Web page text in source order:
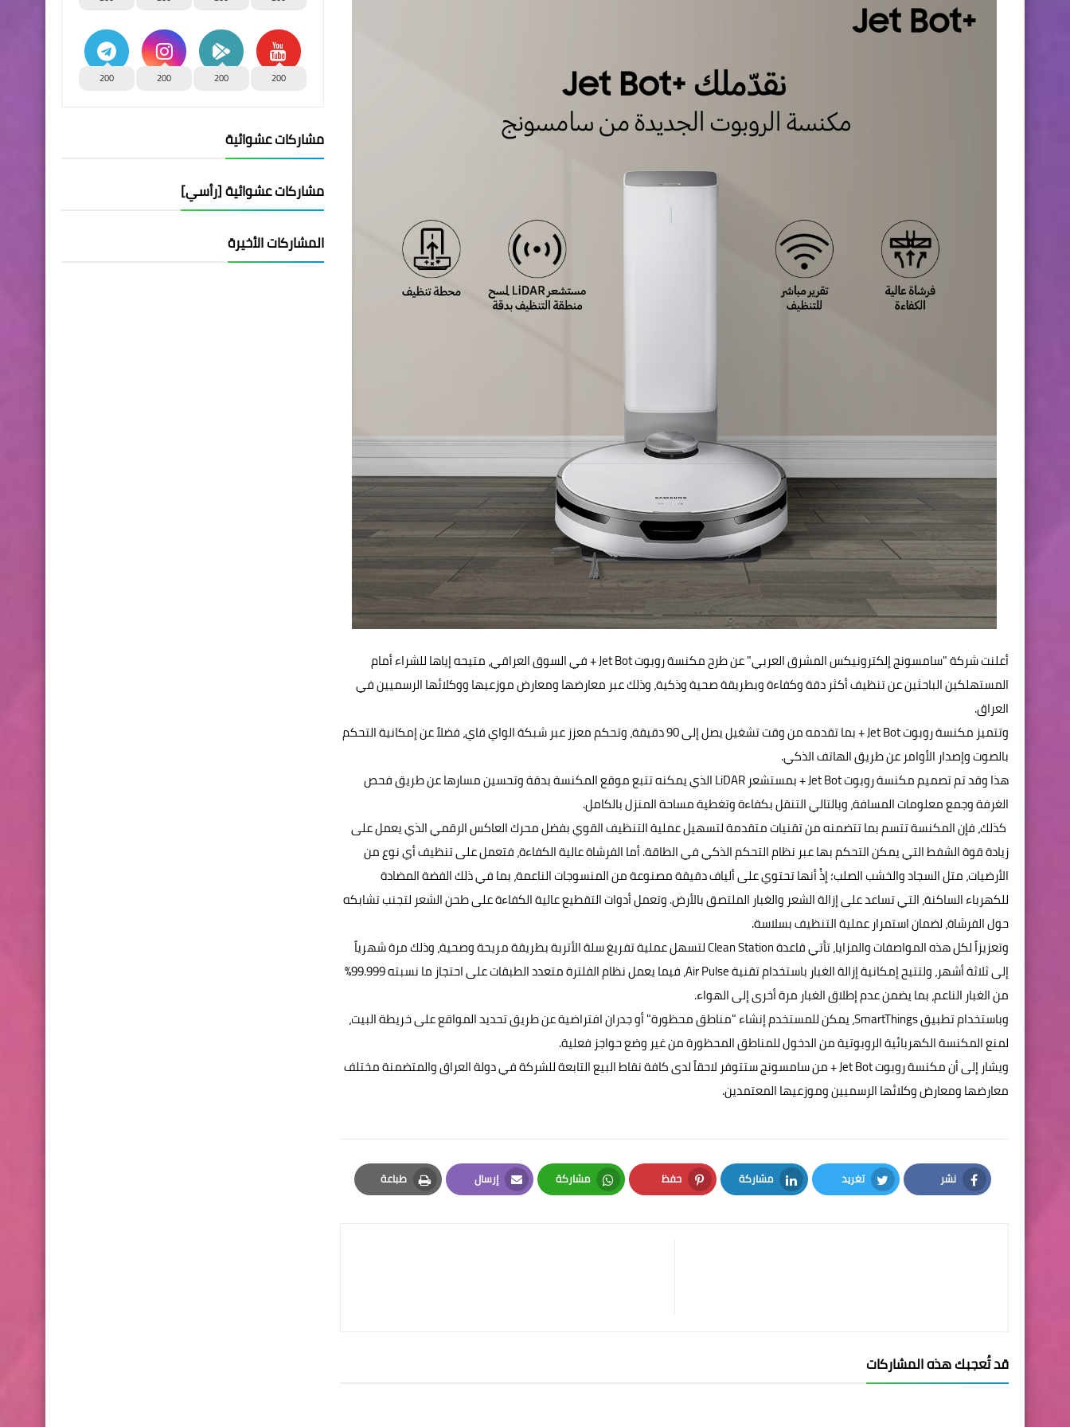
أعلنت شركة "سامسونج إلكترونيكس المشرق العربي" عن طرح مكنسة روبوت Jet Bot + في السوق العراقي، متيحه إياها للشراء أمام
المستهلكين الباحثين عن تنظيف أكثر دقة وكفاءة وبطريقة صحية وذكية، وذلك عبر معارضها ومعارض موزعيها ووكلائها الرسميين في
العراق.
وتتميز مكنسة روبوت Jet Bot + بما تقدمه من وقت تشغيل يصل إلى 90 دقيقة، وتحكم معزز عبر شبكة الواي فاي، فضلاً عن إمكانية التحكم
بالصوت وإصدار الأوامر عن طريق الهاتف الذكي.
هذا وقد تم تصميم مكنسة روبوت Jet Bot + بمستشعر LiDAR الذي يمكنه تتبع موقع المكنسة بدقة وتحسين مسارها عن طريق فحص
الغرفة وجمع معلومات المسافة، وبالتالي التنقل بكفاءة وتغطية مساحة المنزل بالكامل.
كذلك، فإن المكنسة تتسم بما تتضمنه من تقنيات متقدمة لتسهيل عملية التنظيف القوي بفضل محرك العاكس الرقمي الذي يعمل على
زيادة قوة الشفط التي يمكن التحكم بها عبر نظام التحكم الذكي في الطاقة. أما الفرشاة عالية الكفاءة، فتعمل على تنظيف أي نوع من
الأرضيات، متل السجاد والخشب الصلب؛ إذْ أنها تحتوي على ألياف دقيقة مصنوعة من المنسوجات الناعمة، بما في ذلك الفضة المضادة
للكهرباء الساكنة، التي تساعد على إزالة الشعر والغبار الملتصق بالأرض. وتعمل أدوات التقطيع عالية الكفاءة على طحن الشعر لتجنب تشابكه
حول الفرشاة، لضمان استمرار عملية التنظيف بسلاسة.
وتعزيزاً لكل هذه المواصفات والمزايا، تأتي قاعدة Clean Station لتسهل عملية تفريغ سلة الأتربة بطريقة مريحة وصحية، وذلك مرة شهرياً
إلى ثلاثة أشهر، ولتتيح إمكانية إزالة الغبار باستخدام تقنية Air Pulse، فيما يعمل نظام الفلترة متعدد الطبقات على احتجاز ما نسبته 99.999%
من الغبار الناعم، بما يضمن عدم إطلاق الغبار مرة أخرى إلى الهواء.
وباستخدام تطبيق SmartThings، يمكن للمستخدم إنشاء "مناطق محظورة" أو جدران افتراضية عن طريق تحديد المواقع على خريطة البيت،
لمنع المكنسة الكهربائية الروبوتية من الدخول للمناطق المحظورة من غير وضع حواجز فعلية.
ويشار إلى أن مكنسة روبوت Jet Bot + من سامسونج ستتوفر لاحقاً لدى كافة نقاط البيع التابعة للشركة في دولة العراق والمتضمنة مختلف
معارضها ومعارض وكلائها الرسميين وموزعيها المعتمدين.
نشر
Facebook
تغريد
Twitter
مشاركة
LinkedIn
حفظ
Pinterest
مشاركة
Whatsapp
إرسال
Email
طباعة
Print
قد تُعجبك هذه المشاركات
200
200
200
200
مشاركات عشوائية
مشاركات عشوائية [رأسي]
المشاركات الأخيرة